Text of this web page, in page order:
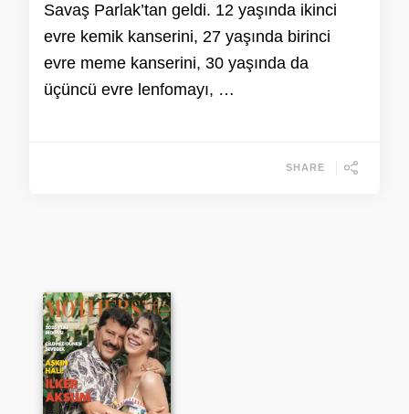
Savaş Parlak’tan geldi. 12 yaşında ikinci
evre kemik kanserini, 27 yaşında birinci
evre meme kanserini, 30 yaşında da
üçüncü evre lenfomayı, …
SHARE